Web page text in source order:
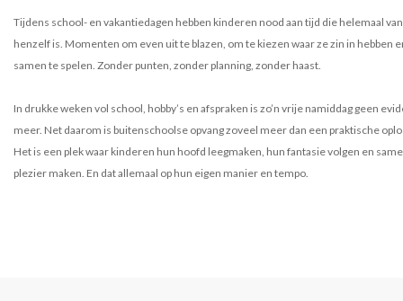
Tijdens school- en vakantiedagen hebben kinderen nood aan tijd die helemaal van
henzelf is. Momenten om even uit te blazen, om te kiezen waar ze zin in hebben
samen te spelen. Zonder punten, zonder planning, zonder haast.
In drukke weken vol school, hobby’s en afspraken is zo’n vrije namiddag geen
meer. Net daarom is buitenschoolse opvang zoveel meer dan een praktische
Het is een plek waar kinderen hun hoofd leegmaken, hun fantasie volgen en
plezier maken. En dat allemaal op hun eigen manier en tempo.